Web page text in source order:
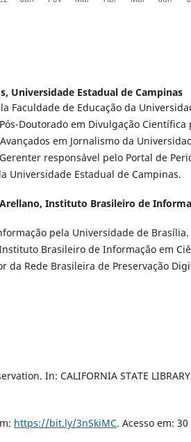
Universidade Estadual de Campinas
Faculdade de Educação da
Doutorado em Divulgação Científica
em Jornalismo da
responsável pelo Portal de
Universidade Estadual de Campinas.
Instituto Brasileiro de
pela Universidade de Brasília.
Brasileiro de Informação em
da Rede Brasileira de Preservação
In: CALIFORNIA STATE
https://bit.ly/3nSkiMC. Acesso em: